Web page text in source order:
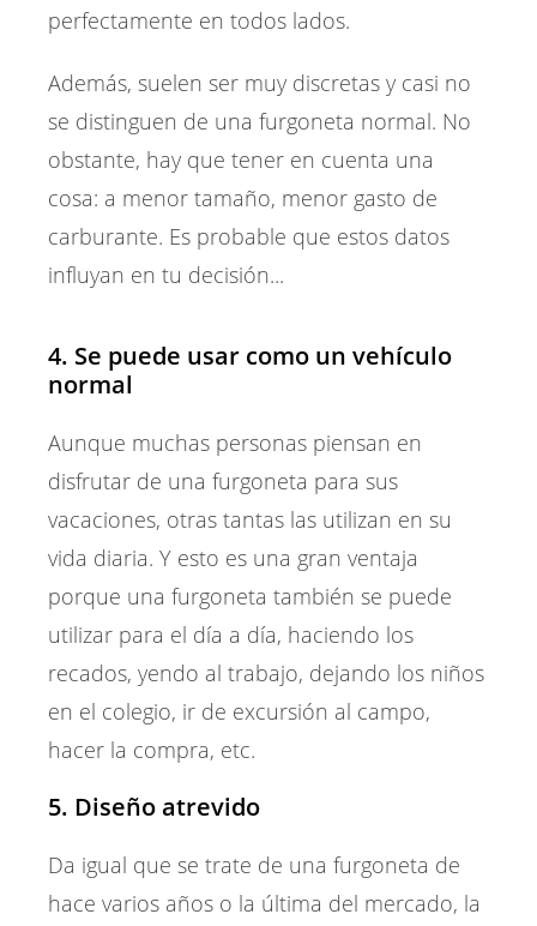
perfectamente en todos lados.
Además, suelen ser muy discretas y casi no
se distinguen de una furgoneta normal. No
obstante, hay que tener en cuenta una
cosa: a menor tamaño, menor gasto de
carburante. Es probable que estos datos
influyan en tu decisión...
4. Se puede usar como un vehículo
normal
Aunque muchas personas piensan en
disfrutar de una furgoneta para sus
vacaciones, otras tantas las utilizan en su
vida diaria. Y esto es una gran ventaja
porque una furgoneta también se puede
utilizar para el día a día, haciendo los
recados, yendo al trabajo, dejando los niños
en el colegio, ir de excursión al campo,
hacer la compra, etc.
5. Diseño atrevido
Da igual que se trate de una furgoneta de
hace varios años o la última del mercado, la